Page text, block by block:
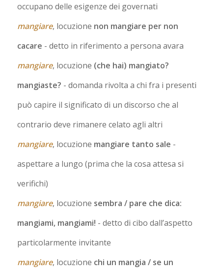
occupano delle esigenze dei governati
mangiare, locuzione non mangiare per non
cacare - detto in riferimento a persona avara
mangiare, locuzione (che hai) mangiato?
mangiaste? - domanda rivolta a chi fra i presenti
può capire il significato di un discorso che al
contrario deve rimanere celato agli altri
mangiare, locuzione mangiare tanto sale -
aspettare a lungo (prima che la cosa attesa si
verifichi)
mangiare, locuzione sembra / pare che dica:
mangiami, mangiami! - detto di cibo dall’aspetto
particolarmente invitante
mangiare, locuzione chi un mangia / se un